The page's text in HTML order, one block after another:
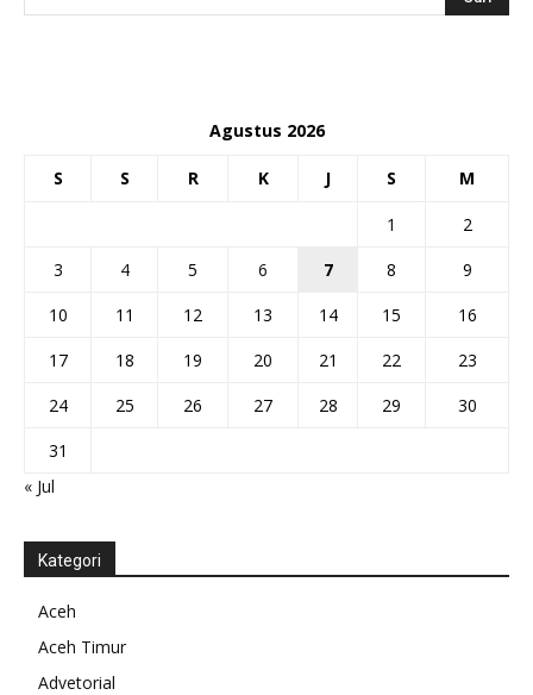
Agustus 2026
S S R K J S M
1
2
3
4 5 6 7 8
9
10
11 12 13 14 15
16
17
18 19 20 21 22
23
24
25 26 27 28 29
30
31
« Jul
Kategori
Aceh
Aceh Timur
Advetorial